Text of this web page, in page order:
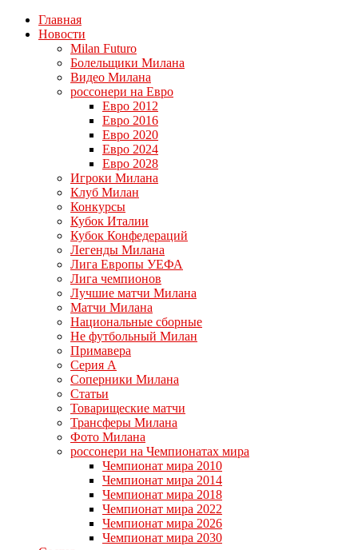
Главная
Новости
Milan Futuro
Болельщики Милана
Видео Милана
россонери на Евро
Евро 2012
Евро 2016
Евро 2020
Евро 2024
Евро 2028
Игроки Милана
Клуб Милан
Конкурсы
Кубок Италии
Кубок Конфедераций
Легенды Милана
Лига Европы УЕФА
Лига чемпионов
Лучшие матчи Милана
Матчи Милана
Национальные сборные
Не футбольный Милан
Примавера
Серия А
Соперники Милана
Статьи
Товарищеские матчи
Трансферы Милана
Фото Милана
россонери на Чемпионатах мира
Чемпионат мира 2010
Чемпионат мира 2014
Чемпионат мира 2018
Чемпионат мира 2022
Чемпионат мира 2026
Чемпионат мира 2030